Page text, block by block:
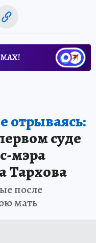
отрываясь:
суде
мэра
Тархова
после
мать